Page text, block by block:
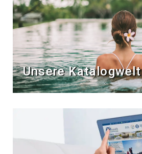
Unsere Katalogwelt